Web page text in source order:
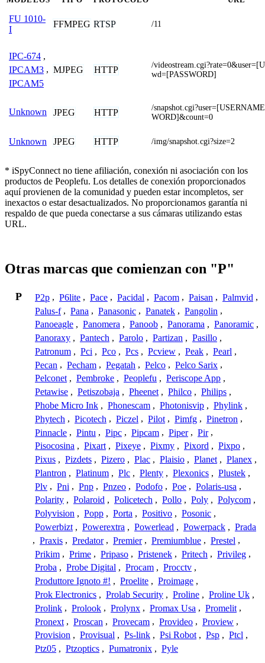
FU 1010-
I
FFMPEG RTSP /11
IPC-674 ,
IPCAM3 ,
IPCAM5
MJPEG HTTP
/
wd=[PASSWORD]
Unknown JPEG HTTP
/
WORD]&count=0
Unknown JPEG HTTP /img/snapshot.cgi?size=2
* iSpyConnect no tiene afiliación, conexión ni asociación con los
productos de Peoplefu. Los detalles de conexión proporcionados
aquí provienen de la comunidad y pueden estar incompletos, ser
inexactos o estar desactualizados. No proporcionamos garantía ni
respaldo de que pueda conectarse a sus cámaras utilizando estas
URL.
Otras marcas que comienzan con "P"
P P2p , P6lite , Pace , Pacidal , Pacom , Paisan , Palmvid ,
Palus-f , Pana , Panasonic , Panatek , Pangolin ,
Panoeagle , Panomera , Panoob , Panorama , Panoramic ,
Panoraxy , Pantech , Parolo , Partizan , Pasillo ,
Patronum , Pci , Pco , Pcs , Pcview , Peak , Pearl ,
Pecan , Pecham , Pegatah , Pelco , Pelco Sarix ,
Pelconet , Pembroke , Peoplefu , Periscope App ,
Petawise , Petiszobaja , Pheenet , Philco , Philips ,
Phobe Micro Ink , Phonescam , Photonisvip , Phylink ,
Phytech , Picotech , Piczel , Pilot , Pimfg , Pinetron ,
Pinnacle , Pintu , Pipc , Pipcam , Piper , Pir ,
Pisocosina , Pixart , Pixeye , Pixmy , Pixord , Pixpo ,
Pixus , Pizdets , Pizero , Plac , Plaisio , Planet , Planex ,
Plantron , Platinum , Plc , Plenty , Plexonics , Plustek ,
Plv , Pni , Pnp , Pnzeo , Podofo , Poe , Polaris-usa ,
Polarity , Polaroid , Policetech , Pollo , Poly , Polycom ,
Polyvision , Popp , Porta , Positivo , Posonic ,
Powerbizt , Powerextra , Powerlead , Powerpack , Prada
, Praxis , Predator , Premier , Premiumblue , Prestel ,
Prikim , Prime , Pripaso , Pristenek , Pritech , Privileg ,
Proba , Probe Digital , Procam , Procctv ,
Produttore Ignoto #! , Proelite , Proimage ,
Prok Electronics , Prolab Security , Proline , Proline Uk ,
Prolink , Prolook , Prolynx , Promax Usa , Promelit ,
Pronext , Proscan , Provecam , Provideo , Proview ,
Provision , Provisual , Ps-link , Psi Robot , Psp , Ptcl ,
Ptz05 , Ptzoptics , Pumatronix , Pyle